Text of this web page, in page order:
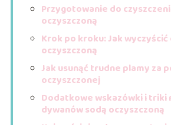
Przygotowanie do
oczyszczoną
Krok po kroku: Jak
oczyszczoną
Jak usunąć trudne plamy za
oczyszczonej
Dodatkowe wskazówki i triki
dywanów sodą oczyszczoną